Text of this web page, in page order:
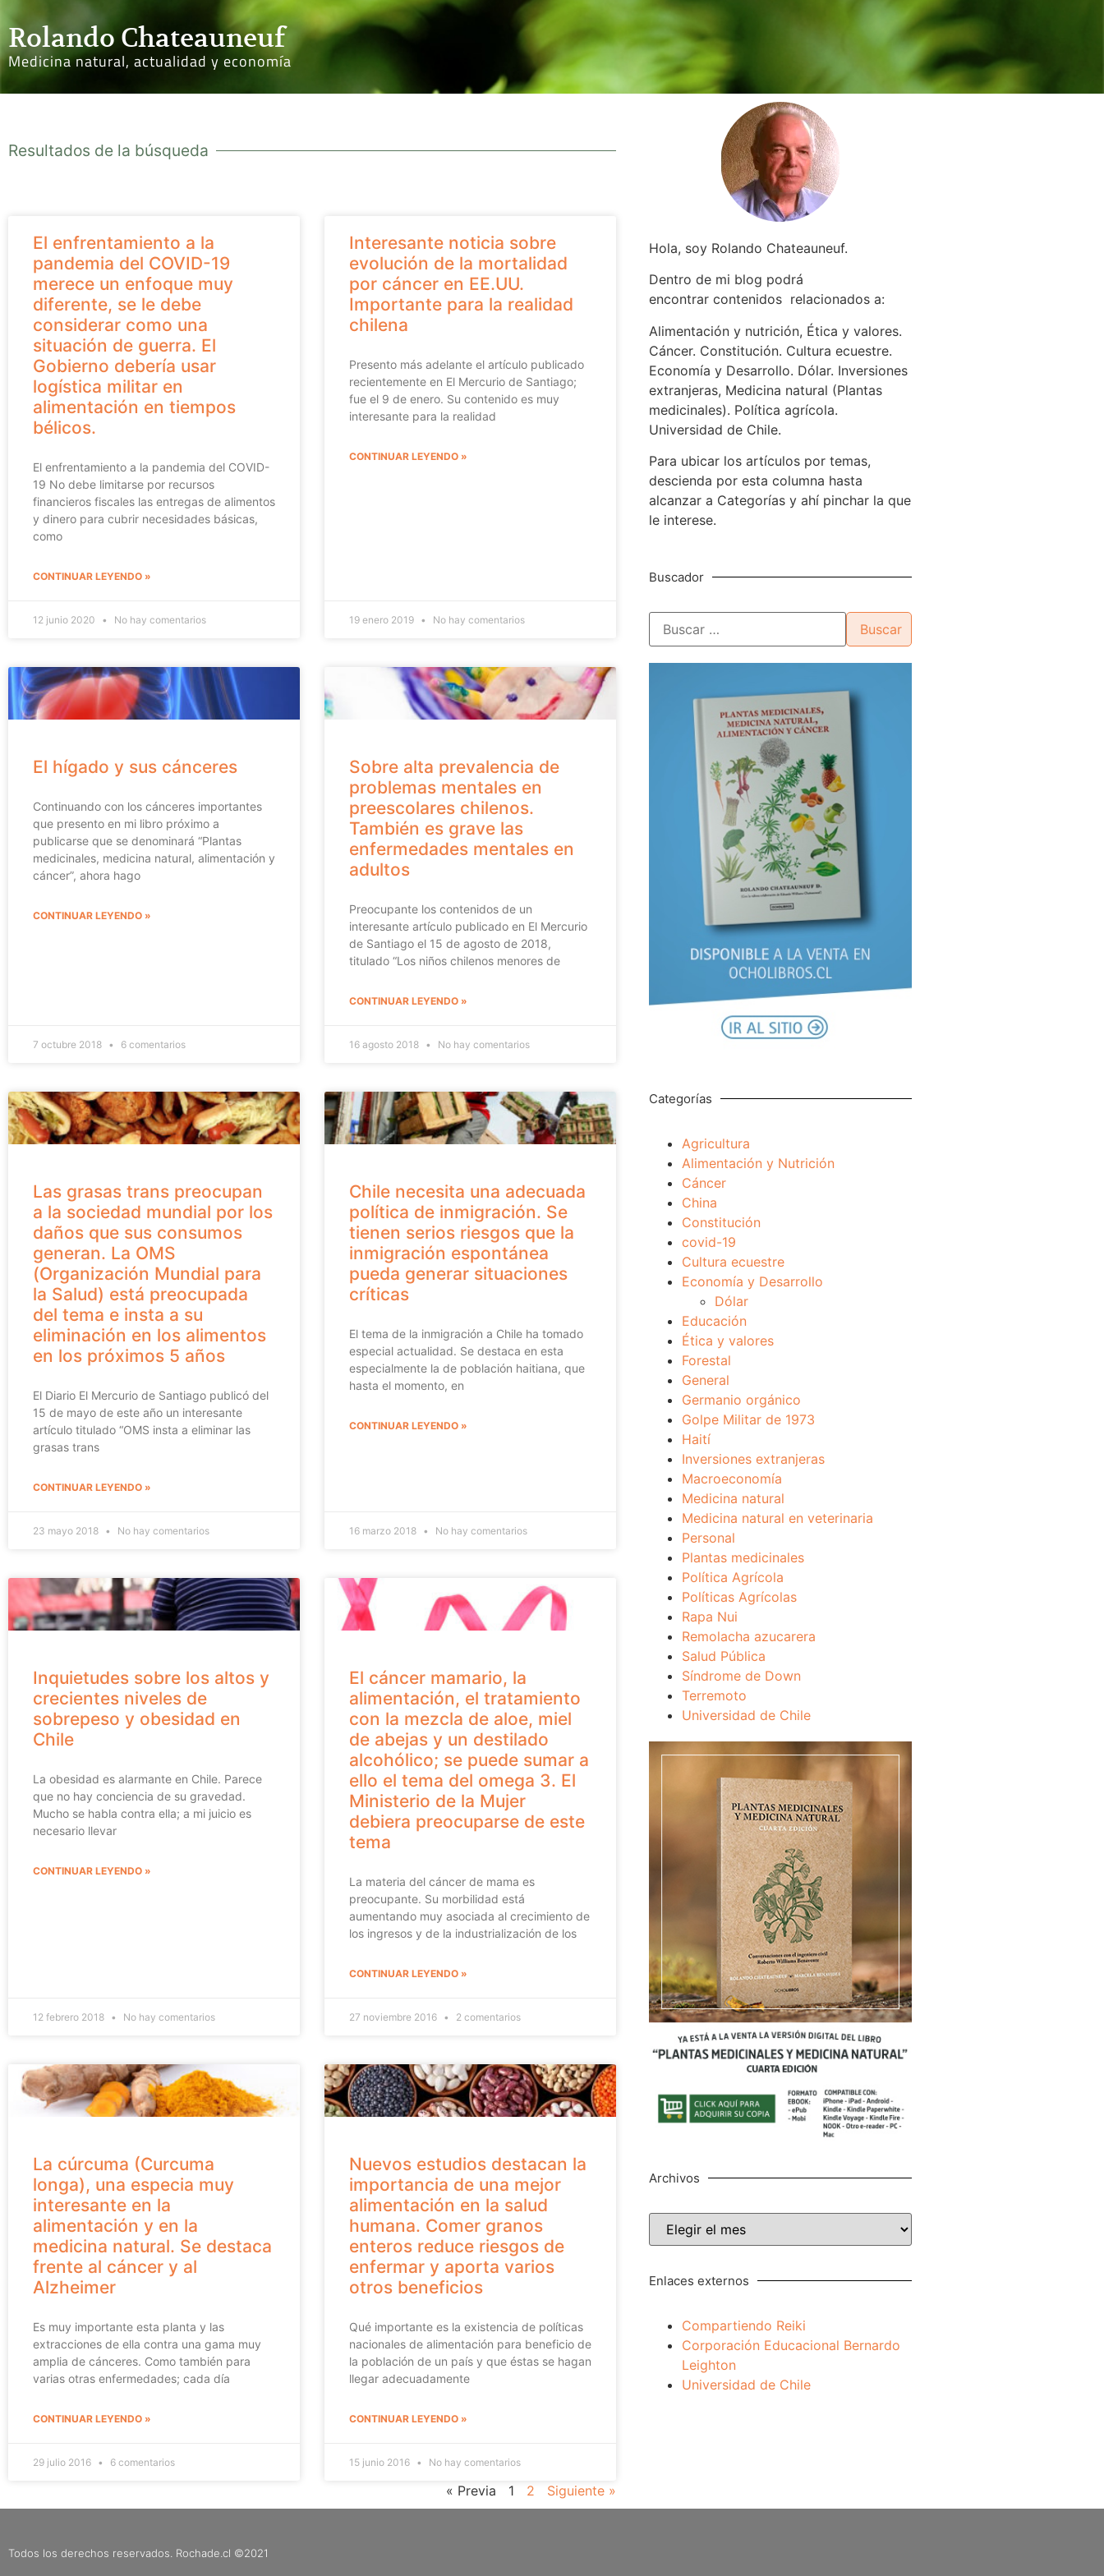
Rolando Chateauneuf
Medicina natural, actualidad y economía
Resultados de la búsqueda
El enfrentamiento a la
pandemia del COVID-19
merece un enfoque muy
diferente, se le debe
considerar como una
situación de guerra. El
Gobierno debería usar
logística militar en
alimentación en tiempos
bélicos.
El enfrentamiento a la pandemia del COVID-
19 No debe limitarse por recursos
financieros fiscales las entregas de alimentos
y dinero para cubrir necesidades básicas,
como
CONTINUAR LEYENDO »
12 junio 2020 No hay comentarios
Interesante noticia sobre
evolución de la mortalidad
por cáncer en EE.UU.
Importante para la realidad
chilena
Presento más adelante el artículo publicado
recientemente en El Mercurio de Santiago;
fue el 9 de enero. Su contenido es muy
interesante para la realidad
CONTINUAR LEYENDO »
19 enero 2019 No hay comentarios
El hígado y sus cánceres
Continuando con los cánceres importantes
que presento en mi libro próximo a
publicarse que se denominará “Plantas
medicinales, medicina natural, alimentación y
cáncer”, ahora hago
CONTINUAR LEYENDO »
7 octubre 2018 6 comentarios
Sobre alta prevalencia de
problemas mentales en
preescolares chilenos.
También es grave las
enfermedades mentales en
adultos
Preocupante los contenidos de un
interesante artículo publicado en El Mercurio
de Santiago el 15 de agosto de 2018,
titulado “Los niños chilenos menores de
CONTINUAR LEYENDO »
16 agosto 2018 No hay comentarios
Las grasas trans preocupan
a la sociedad mundial por los
daños que sus consumos
generan. La OMS
(Organización Mundial para
la Salud) está preocupada
del tema e insta a su
eliminación en los alimentos
en los próximos 5 años
El Diario El Mercurio de Santiago publicó del
15 de mayo de este año un interesante
artículo titulado “OMS insta a eliminar las
grasas trans
CONTINUAR LEYENDO »
23 mayo 2018 No hay comentarios
Chile necesita una adecuada
política de inmigración. Se
tienen serios riesgos que la
inmigración espontánea
pueda generar situaciones
críticas
El tema de la inmigración a Chile ha tomado
especial actualidad. Se destaca en esta
especialmente la de población haitiana, que
hasta el momento, en
CONTINUAR LEYENDO »
16 marzo 2018 No hay comentarios
Inquietudes sobre los altos y
crecientes niveles de
sobrepeso y obesidad en
Chile
La obesidad es alarmante en Chile. Parece
que no hay conciencia de su gravedad.
Mucho se habla contra ella; a mi juicio es
necesario llevar
CONTINUAR LEYENDO »
12 febrero 2018 No hay comentarios
El cáncer mamario, la
alimentación, el tratamiento
con la mezcla de aloe, miel
de abejas y un destilado
alcohólico; se puede sumar a
ello el tema del omega 3. El
Ministerio de la Mujer
debiera preocuparse de este
tema
La materia del cáncer de mama es
preocupante. Su morbilidad está
aumentando muy asociada al crecimiento de
los ingresos y de la industrialización de los
CONTINUAR LEYENDO »
27 noviembre 2016 2 comentarios
La cúrcuma (Curcuma
longa), una especia muy
interesante en la
alimentación y en la
medicina natural. Se destaca
frente al cáncer y al
Alzheimer
Es muy importante esta planta y las
extracciones de ella contra una gama muy
amplia de cánceres. Como también para
varias otras enfermedades; cada día
CONTINUAR LEYENDO »
29 julio 2016 6 comentarios
Nuevos estudios destacan la
importancia de una mejor
alimentación en la salud
humana. Comer granos
enteros reduce riesgos de
enfermar y aporta varios
otros beneficios
Qué importante es la existencia de políticas
nacionales de alimentación para beneficio de
la población de un país y que éstas se hagan
llegar adecuadamente
CONTINUAR LEYENDO »
15 junio 2016 No hay comentarios
« Previa 1 2 Siguiente »
Hola, soy Rolando Chateauneuf.
Dentro de mi blog podrá
encontrar contenidos relacionados a:
Alimentación y nutrición, Ética y valores.
Cáncer. Constitución. Cultura ecuestre.
Economía y Desarrollo. Dólar. Inversiones
extranjeras, Medicina natural (Plantas
medicinales). Política agrícola.
Universidad de Chile.
Para ubicar los artículos por temas,
descienda por esta columna hasta
alcanzar a Categorías y ahí pinchar la que
le interese.
Buscador
Categorías
Agricultura
Alimentación y Nutrición
Cáncer
China
Constitución
covid-19
Cultura ecuestre
Economía y Desarrollo
Dólar
Educación
Ética y valores
Forestal
General
Germanio orgánico
Golpe Militar de 1973
Haití
Inversiones extranjeras
Macroeconomía
Medicina natural
Medicina natural en veterinaria
Personal
Plantas medicinales
Política Agrícola
Políticas Agrícolas
Rapa Nui
Remolacha azucarera
Salud Pública
Síndrome de Down
Terremoto
Universidad de Chile
Archivos
Enlaces externos
Compartiendo Reiki
Corporación Educacional Bernardo
Leighton
Universidad de Chile
Todos los derechos reservados. Rochade.cl ©2021